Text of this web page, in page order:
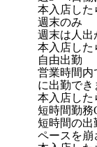
本入店し
週末のみ
週末は人出
本入店し
自由出勤
営業時間内
に出勤でき
本入店し
短時間勤務
短時間の出
ペースを崩